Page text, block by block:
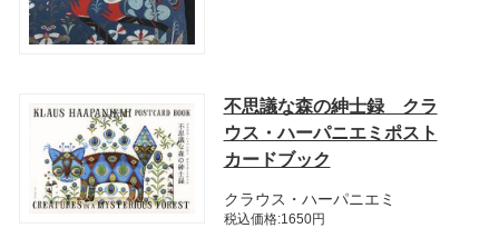
不思議な森の紳士録 クラ
ウス・ハーパニエミポスト
カードブック
クラウス・ハーパニエミ
税込価格:1650円